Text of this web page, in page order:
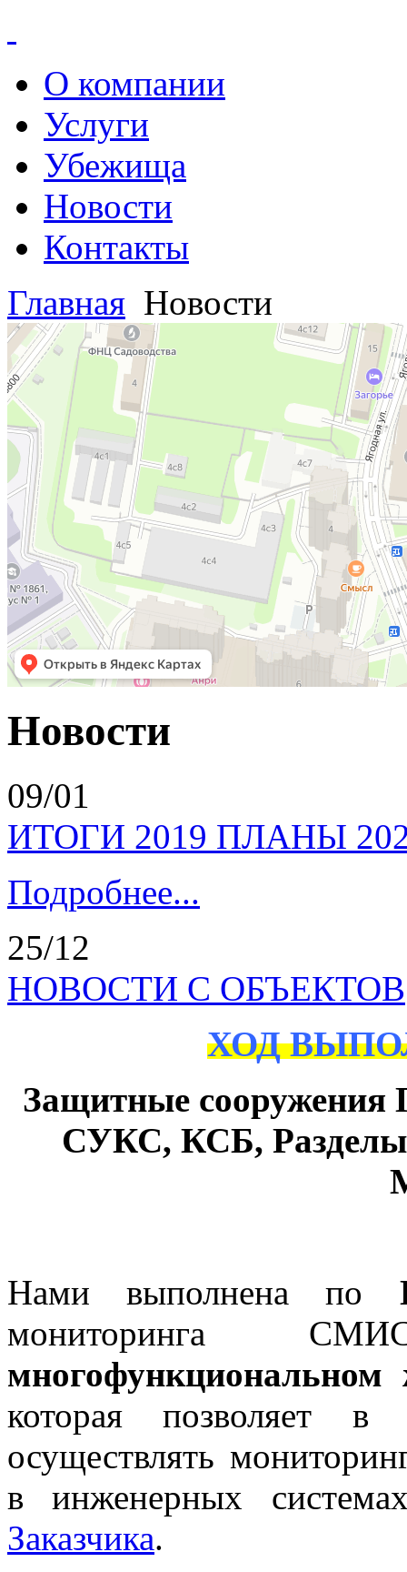
О компании
Услуги
Убежища
Новости
Контакты
Главная Новости
Новости
09/01
ИТОГИ 2019 ПЛАНЫ
Подробнее...
25/12
НОВОСТИ С ОБЪЕКТОВ
ХОД
Защитные
СУКС, КСБ,
Нами выполнена по
которая позволяет в
осуществлять
в инженерных
Заказчика.